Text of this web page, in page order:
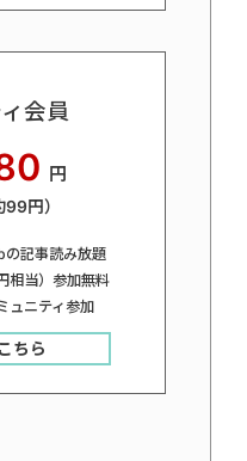
会員
円
99円）
記事読み放題
相当）参加無料
ュニティ参加
ちら